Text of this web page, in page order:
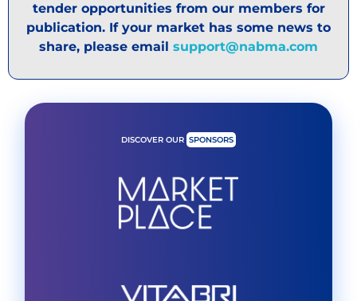
tender opportunities from our members for
publication. If your market has some news to
share, please email support@nabma.com
DISCOVER OUR SPONSORS